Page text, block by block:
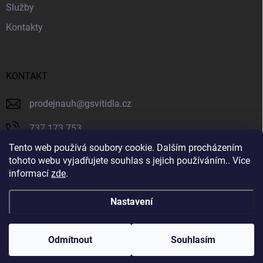
Tento web používá soubory cookie. Dalším procházením
tohoto webu vyjadřujete souhlas s jejich používáním.. Více
informací zde.
Nastavení
Odmítnout Souhlasím
Služby
Kontakty
KONTAKT
prodejnauh@gsvitidla.cz
737 173 753
603 314 079
Svítidla GIOVANNY
Vytvořil Shoptet
Copyright 2026 Svítidla GIOVANNY . Všechna práva vyhrazena.